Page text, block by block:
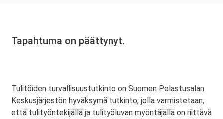
Tapahtuma on päättynyt.
Tulitöiden turvallisuustutkinto on Suomen Pelastusalan
Keskusjärjestön hyväksymä tutkinto, jolla varmistetaan,
että tulityöntekijällä ja tulityöluvan myöntäjällä on riittävä